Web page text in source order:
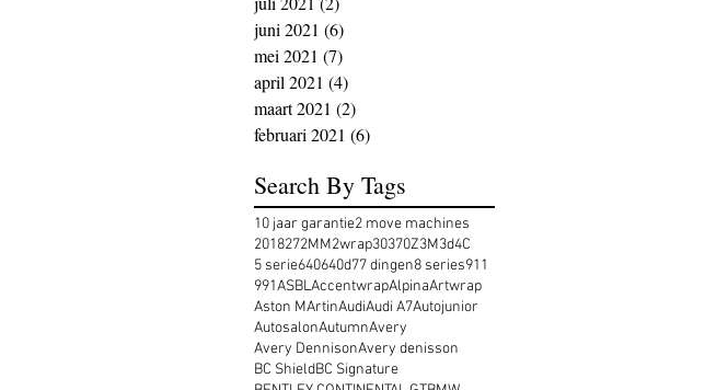
juni 2021 (6)
mei 2021 (7)
april 2021 (4)
maart 2021 (2)
februari 2021 (6)
Search By Tags
10 jaar garantie2 move machines
2018272MM2wrap30370Z3M3d4C
5 serie640640d77 dingen8 series911
991ASBLAccentwrapAlpinaArtwrap
Aston MArtinAudiAudi A7Autojunior
AutosalonAutumnAvery
Avery DennisonAvery denisson
BC ShieldBC Signature